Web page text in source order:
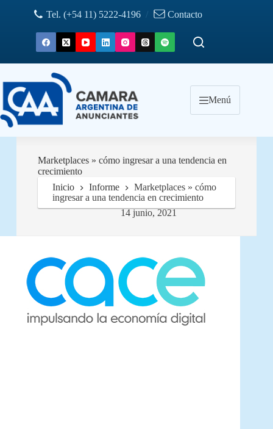
Tel. (+54 11) 5222-4196 / Contacto
Menú
Marketplaces » cómo ingresar a una tendencia en
crecimiento
14 junio, 2021
Inicio Informe
Marketplaces » cómo
ingresar a una tendencia en crecimiento